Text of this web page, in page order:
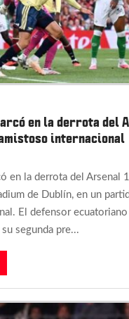
en la derrota del
internacional
en la derrota del Arsenal
de Dublín, en un
El defensor ecuatoriano
segunda pre...